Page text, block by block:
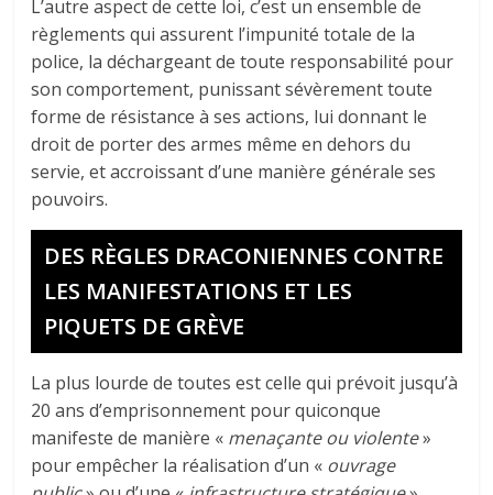
L’autre aspect de cette loi, c’est un ensemble de
règlements qui assurent l’impunité totale de la
police, la déchargeant de toute responsabilité pour
son comportement, punissant sévèrement toute
forme de résistance à ses actions, lui donnant le
droit de porter des armes même en dehors du
servie, et accroissant d’une manière générale ses
pouvoirs.
DES RÈGLES DRACONIENNES CONTRE
LES MANIFESTATIONS ET LES
PIQUETS DE GRÈVE
La plus lourde de toutes est celle qui prévoit jusqu’à
20 ans d’emprisonnement pour quiconque
manifeste de manière « menaçante ou violente»
pour empêcher la réalisation d’un « ouvrage